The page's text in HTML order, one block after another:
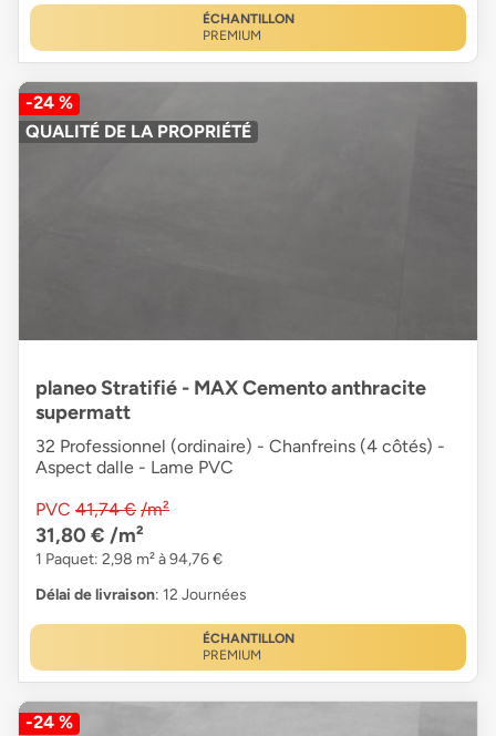
ÉCHANTILLON
PREMIUM
-24 %
QUALITÉ DE LA PROPRIÉTÉ
planeo Stratifié - MAX Cemento anthracite
supermatt
32 Professionnel (ordinaire) - Chanfreins (4 côtés) -
Aspect dalle - Lame PVC
PVC 41,74 € /m²
31,80 € /m²
1 Paquet: 2,98 m² à 94,76 €
Délai de livraison: 12 Journées
ÉCHANTILLON
PREMIUM
-24 %